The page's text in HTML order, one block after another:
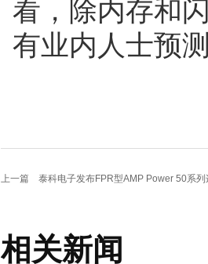
看，除内存和
有业内人士预
上一篇 泰科电子发布FPR型AMP Power 50系列
相关新闻